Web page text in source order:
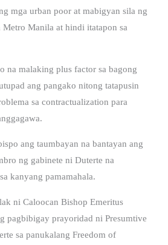
mga urban poor at mabigyan sila ng
Metro Manila at hindi itatapon sa
na malaking plus factor sa bagong
ang pangako nitong tatapusin
sa contractualization para
ang taumbayan na bantayan ang
ng gabinete ni Duterte na
kanyang pamamahala.
ni Caloocan Bishop Emeritus
pagbibigay prayoridad ni Presumtive
sa panukalang Freedom of